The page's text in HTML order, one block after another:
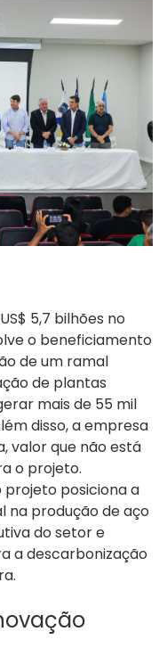
5,7 bilhões no
o beneficiamento
de um ramal
de plantas
mais de 55 mil
disso, a empresa
valor que não está
o projeto.
posiciona a
na produção de aço
do setor e
a descarbonização